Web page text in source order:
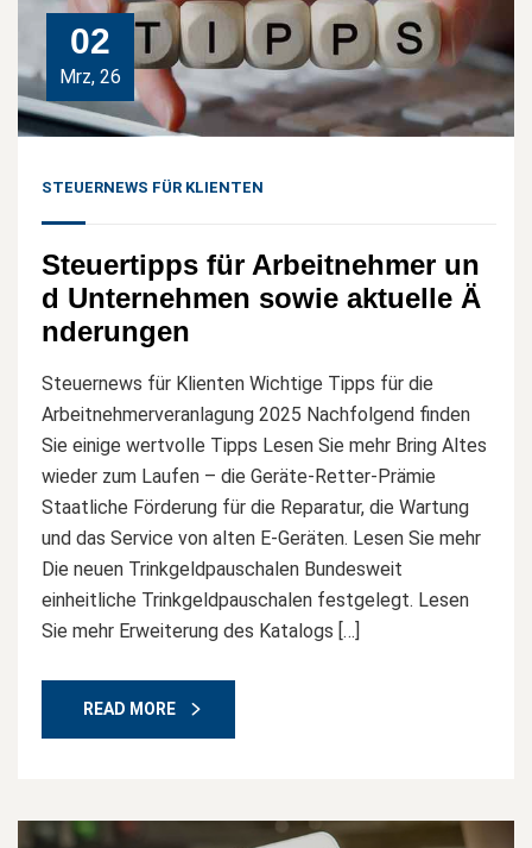
02
Mrz, 26
STEUERNEWS FÜR KLIENTEN
Steuertipps für Arbeitnehmer un
d Unternehmen sowie aktuelle Ä
nderungen
Steuernews für Klienten Wichtige Tipps für die
Arbeitnehmerveranlagung 2025 Nachfolgend finden
Sie einige wertvolle Tipps Lesen Sie mehr Bring Altes
wieder zum Laufen – die Geräte-Retter-Prämie
Staatliche Förderung für die Reparatur, die Wartung
und das Service von alten E-Geräten. Lesen Sie mehr
Die neuen Trinkgeldpauschalen Bundesweit
einheitliche Trinkgeldpauschalen festgelegt. Lesen
Sie mehr Erweiterung des Katalogs […]
READ MORE